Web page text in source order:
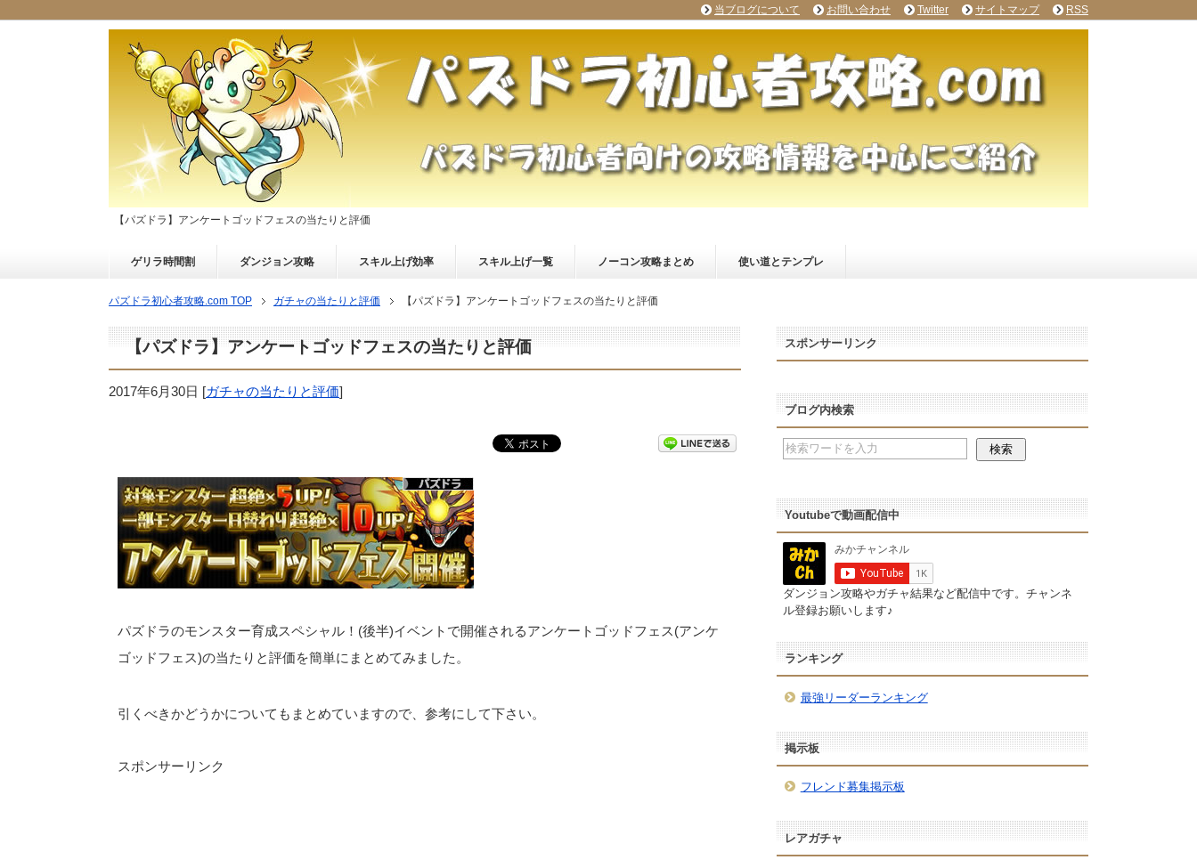
【パズドラ】アンケートゴッドフェスの当たりと評価
ゲリラ時間割 ダンジョン攻略 スキル上げ効率 スキル上げ一覧 ノーコン攻略まとめ 使い道とテンプレ
パズドラ初心者攻略.com TOP ガチャの当たりと評価 【パズドラ】アンケートゴッドフェスの当たりと評価
【パズドラ】アンケートゴッドフェスの当たりと評価
2017年6月30日 [ガチャの当たりと評価]
パズドラのモンスター育成スペシャル！(後半)イベントで開催されるアンケートゴッドフェス(アンケ
ゴッドフェス)の当たりと評価を簡単にまとめてみました。
引くべきかどうかについてもまとめていますので、参考にして下さい。
スポンサーリンク
スポンサーリンク
ブログ内検索
Youtubeで動画配信中
ダンジョン攻略やガチャ結果など配信中です。チャンネ
ル登録お願いします♪
ランキング
最強リーダーランキング
掲示板
フレンド募集掲示板
レアガチャ
当ブログについて お問い合わせ Twitter サイトマップ RSS